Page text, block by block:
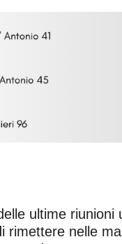
ultime riunioni
rimettere nelle